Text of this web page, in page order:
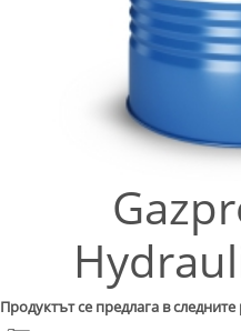
Продуктът се предлага в